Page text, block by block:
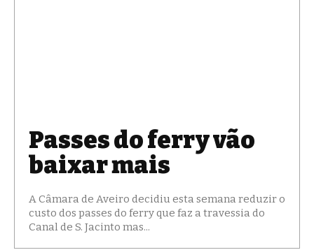
Passes do ferry vão
baixar mais
A Câmara de Aveiro decidiu esta semana reduzir o
custo dos passes do ferry que faz a travessia do
Canal de S. Jacinto mas...